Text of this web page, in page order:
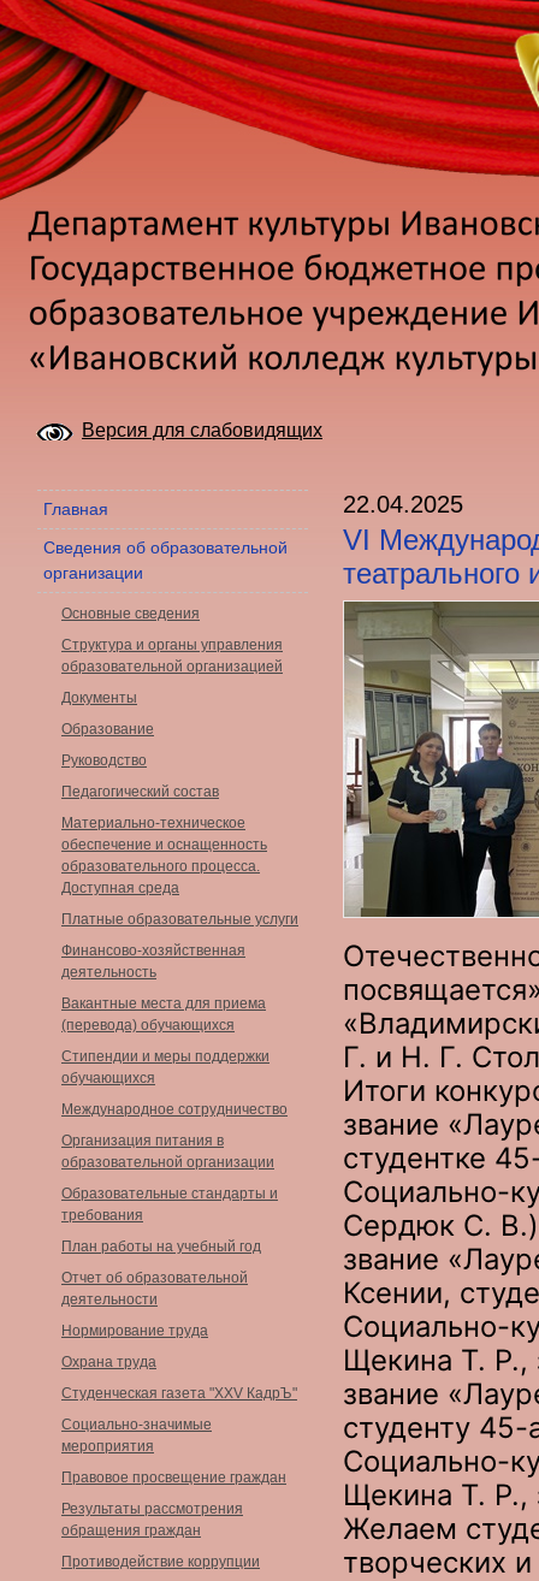
Версия для слабовидящих
Главная
Сведения об образовательной
организации
Основные сведения
Структура и органы управления
образовательной организацией
Документы
Образование
Руководство
Педагогический состав
Материально-техническое
обеспечение и оснащенность
образовательного процесса.
Доступная среда
Платные образовательные услуги
Финансово-хозяйственная
деятельность
Вакантные места для приема
(перевода) обучающихся
Стипендии и меры поддержки
обучающихся
Международное сотрудничество
Организация питания в
образовательной организации
Образовательные стандарты и
требования
План работы на учебный год
Отчет об образовательной
деятельности
Нормирование труда
Охрана труда
Студенческая газета "XXV КадрЪ"
Социально-значимые
мероприятия
Правовое просвещение граждан
Результаты рассмотрения
обращения граждан
Противодействие коррупции
22.04.2025
VI
театрального
Г. и Н. Г.
Итоги
звание
студентке
Социально-
Сердюк С. В.)
звание
Ксении,
Социально-
Щекина Т. Р.,
звание
студенту 45-
Социально-
Щекина Т. Р.,
Желаем
творческих